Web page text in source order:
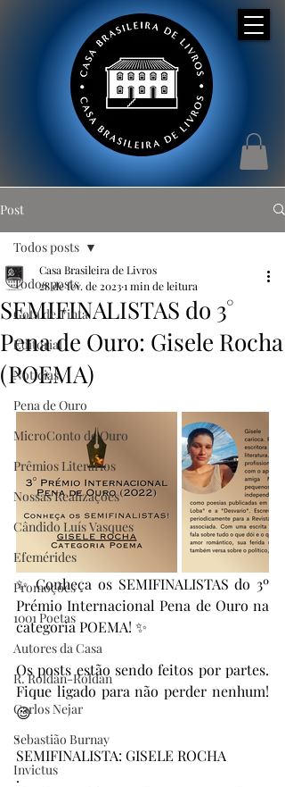
Post
Todos posts
Gota de Tinta
Editorial
Notícias
Pena de Ouro
MicroConto de Ouro
Prêmios Literários
Nossas Realizações
Cândido Luís Vasques
Efemérides
Promoções
1001 Poetas
Autores da Casa
R. Roldan-Roldan
Carlos Nejar
Sebastião Burnay
Invictus
Todos posts
SEMIFINALISTAS do 3°
Pena de Ouro: Gisele Rocha
(POEMA)
Casa Brasileira de Livros
28 de fev. de 20231 min de leitura
✨ Conheça os SEMIFINALISTAS do 3º
Prémio Internacional Pena de Ouro na
categoria POEMA! ✨
Os posts estão sendo feitos por partes.
Fique ligado para não perder nenhum!
😉
.
SEMIFINALISTA: GISELE ROCHA
.